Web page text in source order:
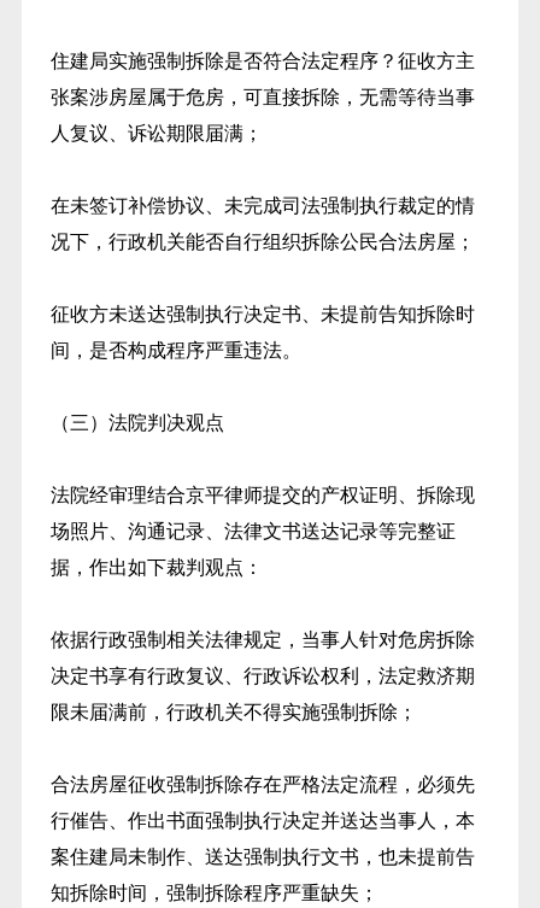
住建局实施强制拆除是否符合法定程序？征收方主
张案涉房屋属于危房，可直接拆除，无需等待当事
人复议、诉讼期限届满；
在未签订补偿协议、未完成司法强制执行裁定的情
况下，行政机关能否自行组织拆除公民合法房屋；
征收方未送达强制执行决定书、未提前告知拆除时
间，是否构成程序严重违法。
（三）法院判决观点
法院经审理结合京平律师提交的产权证明、拆除现
场照片、沟通记录、法律文书送达记录等完整证
据，作出如下裁判观点：
依据行政强制相关法律规定，当事人针对危房拆除
决定书享有行政复议、行政诉讼权利，法定救济期
限未届满前，行政机关不得实施强制拆除；
合法房屋征收强制拆除存在严格法定流程，必须先
行催告、作出书面强制执行决定并送达当事人，本
案住建局未制作、送达强制执行文书，也未提前告
知拆除时间，强制拆除程序严重缺失；